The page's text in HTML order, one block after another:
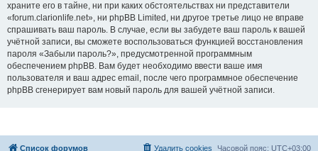
храните его в тайне, ни при каких обстоятельствах ни представители
«forum.clarionlife.net», ни phpBB Limited, ни другое третье лицо не вправе
спрашивать ваш пароль. В случае, если вы забудете ваш пароль к вашей
учётной записи, вы сможете воспользоваться функцией восстановления
пароля «Забыли пароль?», предусмотренной программным
обеспечением phpBB. Вам будет необходимо ввести ваше имя
пользователя и ваш адрес email, после чего программное обеспечение
phpBB сгенерирует вам новый пароль для вашей учётной записи.
Список форумов Часовой пояс: UTC+03:00
Удалить cookies